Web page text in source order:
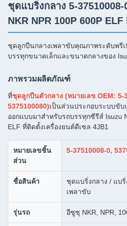
ชุดแบริ่งกลาง 5-
NKR NPR 100P 600P ELF
ชุดลูกปืนกลางเพลาขับคุณภาพระดับพรี
บรรทุกขนาดเล็กและขนาดกลางของ
ภาพรวมผลิตภัณฑ์
ที่ชุดลูกปืนตัวกลาง (หมายเลข OEM: 5-
5375100080)เป็นส่วนประกอบระบบขั
ออกแบบมาสำหรับรถบรรทุกซีรีส์ Isuzu
ELF ที่ติดตั้งเครื่องยนต์ดีเซล 4JB1
หมายเลขชิ้น
ส่วน
5-37510008-0,
ชื่อสินค้า
ชุดแบริ่งกลาง / แบ
เพลาขับ
รุ่นรถ อีซูซุ NKR, NPR,